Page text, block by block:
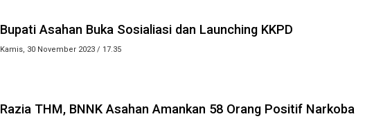
Bupati Asahan Buka Sosialiasi dan Launching KKPD
Kamis, 30 November 2023 / 17.35
Razia THM, BNNK Asahan Amankan 58 Orang Positif Narkoba